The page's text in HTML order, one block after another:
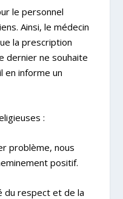
le personnel
Ainsi, le médecin
la prescription
dernier ne souhaite
en informe un
:
problème, nous
positif.
du respect et de la